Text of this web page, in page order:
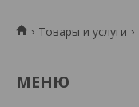
Товары и услуги